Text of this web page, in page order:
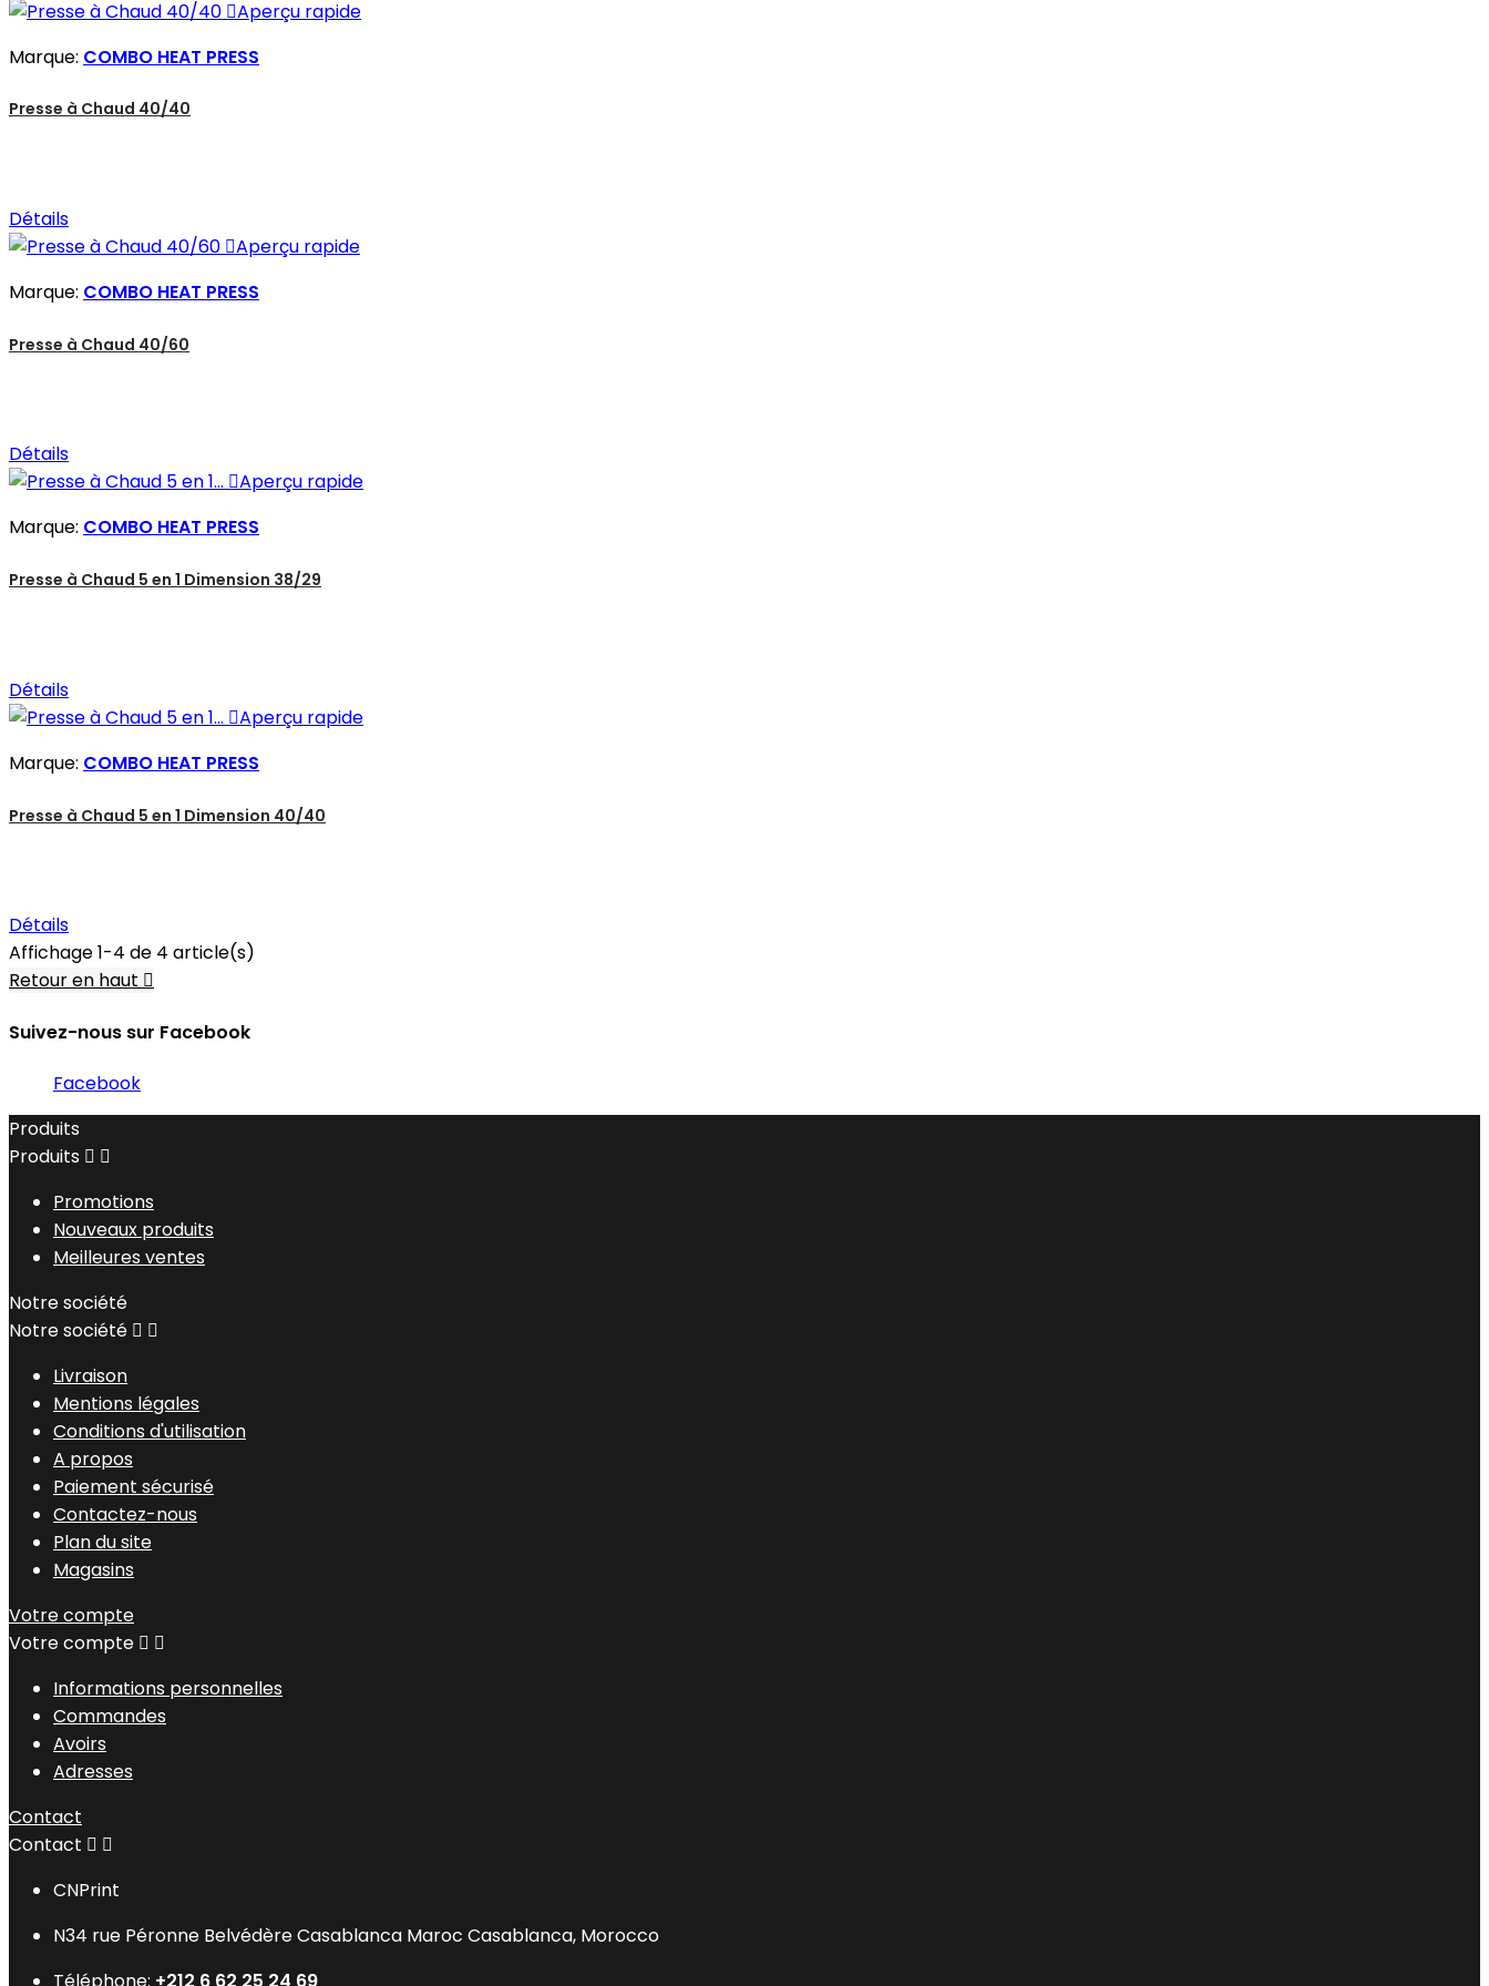
Aperçu rapide
Marque: COMBO HEAT PRESS
Presse à Chaud 40/40
Détails
Aperçu rapide
Marque: COMBO HEAT PRESS
Presse à Chaud 40/60
Détails
Aperçu rapide
Marque: COMBO HEAT PRESS
Presse à Chaud 5 en 1 Dimension 38/29
Détails
Aperçu rapide
Marque: COMBO HEAT PRESS
Presse à Chaud 5 en 1 Dimension 40/40
Détails
Affichage 1-4 de 4 article(s)
Retour en haut 
Suivez-nous sur Facebook
Facebook
Produits
Produits  
Promotions
Nouveaux produits
Meilleures ventes
Notre société
Notre société  
Livraison
Mentions légales
Conditions d'utilisation
A propos
Paiement sécurisé
Contactez-nous
Plan du site
Magasins
Votre compte
Votre compte  
Informations personnelles
Commandes
Avoirs
Adresses
Contact
Contact  
CNPrint
N34 rue Péronne Belvédère Casablanca Maroc Casablanca, Morocco
Téléphone: +212 6 62 25 24 69